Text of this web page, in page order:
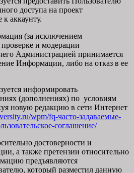
доступа на проект
к аккаунту.
(за исключением
и модерации
Администрацией принимается
Информации, либо на отказ в ее
информировать
(дополнениях) по условиям
новую редакцию в сети Интернет
wpm/fq-часто-задаваемые-
соглашение/
достоверности и
а также претензии относительно
предъявляются
который разместил данную